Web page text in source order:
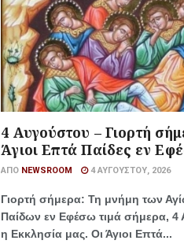
4 Αυγούστου – Γιορτή
Άγιοι Επτά Παίδες εν
ΑΠΌ NEWSROOM 4 ΑΥΓΟΎΣΤΟΥ, 2026
Γιορτή σήμερα: Τη μνήμη των
Παίδων εν Εφέσω τιμά σήμερα, 4
η Εκκλησία μας. Οι Άγιοι Επτά...